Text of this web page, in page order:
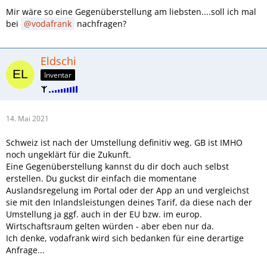
Mir wäre so eine Gegenüberstellung am liebsten....soll ich mal
bei
vodafrank nachfragen?
Eldschi
Inventar
14. Mai 2021
Schweiz ist nach der Umstellung definitiv weg. GB ist IMHO
noch ungeklärt für die Zukunft.
Eine Gegenüberstellung kannst du dir doch auch selbst
erstellen. Du guckst dir einfach die momentane
Auslandsregelung im Portal oder der App an und vergleichst
sie mit den Inlandsleistungen deines Tarif, da diese nach der
Umstellung ja ggf. auch in der EU bzw. im europ.
Wirtschaftsraum gelten würden - aber eben nur da.
Ich denke, vodafrank wird sich bedanken für eine derartige
Anfrage...